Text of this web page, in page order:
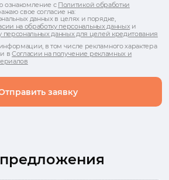
Отправить заявку
ознакомление с Политикой обработки
свое согласие на:
данных в целях и порядке,
на обработку персональных данныхи
персональных данных для целей кредитования
в том числе рекламного характера
вСогласии на получение рекламных и